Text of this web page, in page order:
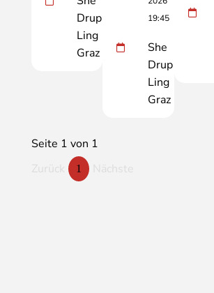
Drup
Ling
Graz
19:45
She
Drup
Ling
Graz
Seite 1 von 1
1